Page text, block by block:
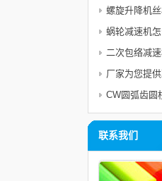
螺旋升降机
蜗轮减速机
二次包络减
厂家为您提
使用电机的
CW圆弧齿圆
举例
联系我们